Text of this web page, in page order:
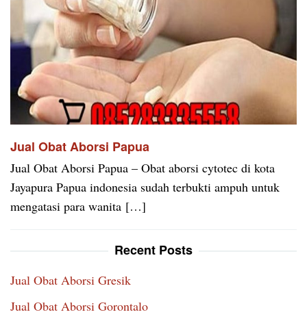
Jual Obat Aborsi Papua
Jual Obat Aborsi Papua – Obat aborsi cytotec di kota
Jayapura Papua indonesia sudah terbukti ampuh untuk
mengatasi para wanita […]
Recent Posts
Jual Obat Aborsi Gresik
Jual Obat Aborsi Gorontalo